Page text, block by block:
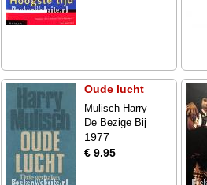
Oude lucht
Mulisch Harry
De Bezige Bij
1977
€ 9.95